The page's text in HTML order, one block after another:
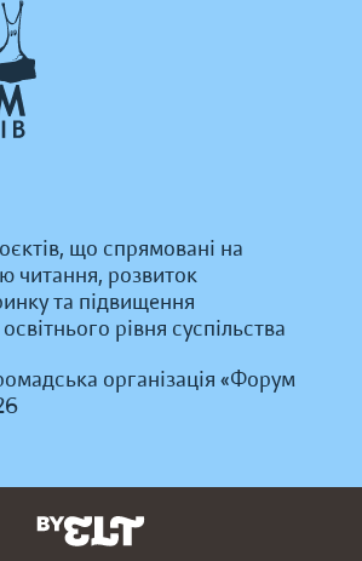
що спрямовані на
читання, розвиток
та підвищення
рівня суспільства
організація «Форум